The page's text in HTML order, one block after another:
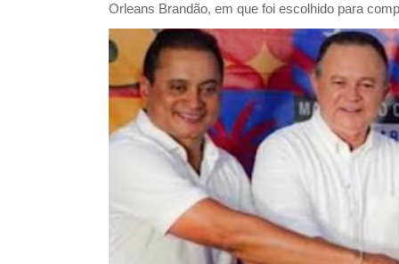
Orleans Brandão, em que foi escolhido para